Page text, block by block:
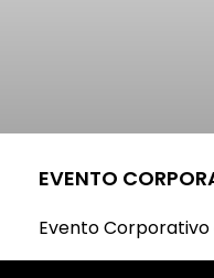
EVENTO
Evento Corporativo